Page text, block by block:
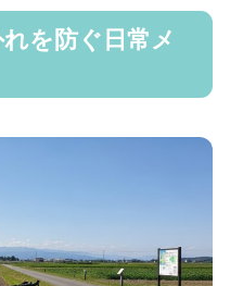
を防ぐ日常メ